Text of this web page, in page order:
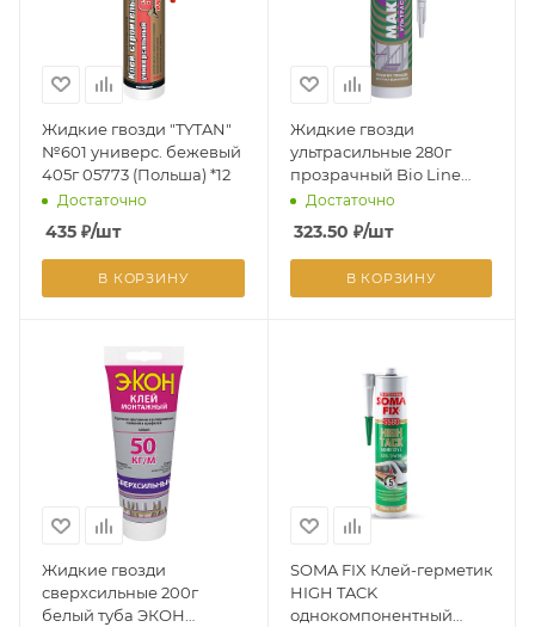
Жидкие гвозди "TYTAN"
№601 универс. бежевый
405г 05773 (Польша) *12
Достаточно
435 ₽/шт
В КОРЗИНУ
Жидкие гвозди
ультрасильные 280г
прозрачный Bio Line
MF190 Макрофлекс
2670487 (Хенкель) *1/12
Достаточно
323.50 ₽/шт
В КОРЗИНУ
Жидкие гвозди
сверхсильные 200г
белый туба ЭКОН
SOMA FIX Клей-герметик
HIGH TACK
однокомпонентный